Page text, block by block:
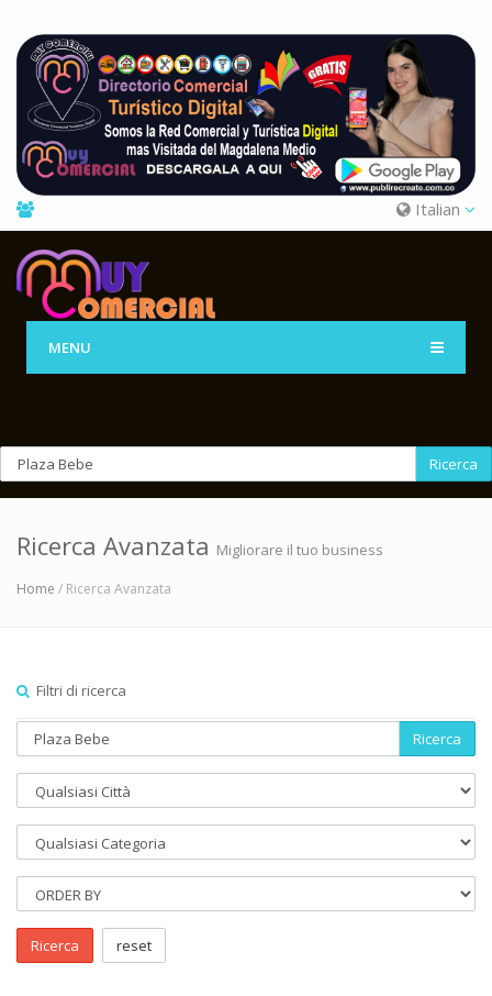
Italian
MENU
Ricerca
Ricerca Avanzata Migliorare il tuo business
Home / Ricerca Avanzata
Filtri di ricerca
Ricerca
Ricerca reset